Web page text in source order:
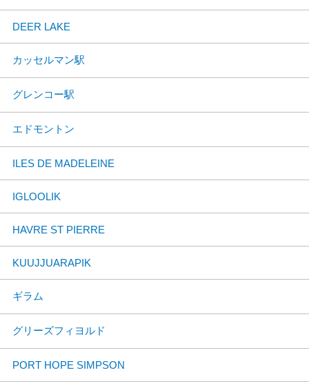
DEER LAKE
カッセルマン駅
グレンコー駅
エドモントン
ILES DE MADELEINE
IGLOOLIK
HAVRE ST PIERRE
KUUJJUARAPIK
ギラム
グリーズフィヨルド
PORT HOPE SIMPSON